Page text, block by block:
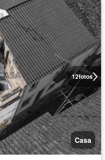
12fotos
Casa